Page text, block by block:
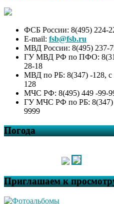
ФСБ России: 8(495) 224-
E-mail: fsb@fsb.ru
МВД России: 8(495) 237-
ГУ МВД РФ по ПФО:
28-18
МВД по РБ: 8(347) -128,
128
МЧС РФ: 8(495) 449 -99-
ГУ МЧС РФ по РБ: 8(347)
9999
Погода
Приглашаем к